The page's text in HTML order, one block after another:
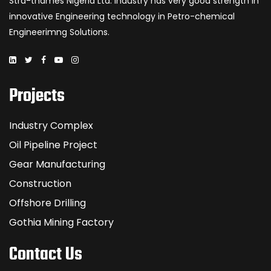
innovative Engineering technology in Petro-chemical
Engineerimng Solutions.
Projects
Industry Complex
Oil Pipeline Project
Gear Manufacturing
Construction
Offshore Drilling
Gothia Mining Factory
Contact Us